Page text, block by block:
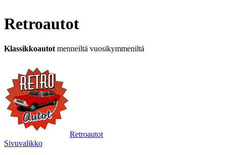
Retroautot
Klassikkoautot menneiltä vuosikymmeniltä
Retroautot
Sivuvalikko